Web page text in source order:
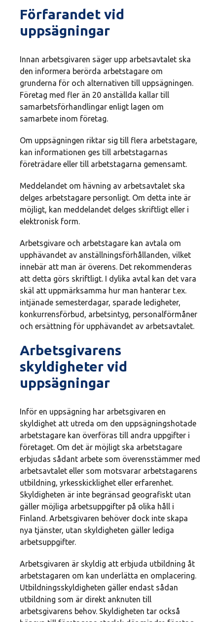
Förfarandet vid
uppsägningar
Innan arbetsgivaren säger upp arbetsavtalet ska
den informera berörda arbetstagare om
grunderna för och alternativen till uppsägningen.
Företag med fler än 20 anställda kallar till
samarbetsförhandlingar enligt lagen om
samarbete inom företag.
Om uppsägningen riktar sig till flera arbetstagare,
kan informationen ges till arbetstagarnas
företrädare eller till arbetstagarna gemensamt.
Meddelandet om hävning av arbetsavtalet ska
delges arbetstagare personligt. Om detta inte är
möjligt, kan meddelandet delges skriftligt eller i
elektronisk form.
Arbetsgivare och arbetstagare kan avtala om
upphävandet av anställningsförhållanden, vilket
innebär att man är överens. Det rekommenderas
att detta görs skriftligt. I dylika avtal kan det vara
skäl att uppmärksamma hur man hanterar t.ex.
intjänade semesterdagar, sparade ledigheter,
konkurrensförbud, arbetsintyg, personalförmåner
och ersättning för upphävandet av arbetsavtalet.
Arbetsgivarens
skyldigheter vid
uppsägningar
Inför en uppsägning har arbetsgivaren en
skyldighet att utreda om den uppsägningshotade
arbetstagare kan överföras till andra uppgifter i
företaget. Om det är möjligt ska arbetstagare
erbjudas sådant arbete som överensstämmer med
arbetsavtalet eller som motsvarar arbetstagarens
utbildning, yrkesskicklighet eller erfarenhet.
Skyldigheten är inte begränsad geografiskt utan
gäller möjliga arbetsuppgifter på olika håll i
Finland. Arbetsgivaren behöver dock inte skapa
nya tjänster, utan skyldigheten gäller lediga
arbetsuppgifter.
Arbetsgivaren är skyldig att erbjuda utbildning åt
arbetstagaren om kan underlätta en omplacering.
Utbildningsskyldigheten gäller endast sådan
utbildning som är direkt anknuten till
arbetsgivarens behov. Skyldigheten tar också